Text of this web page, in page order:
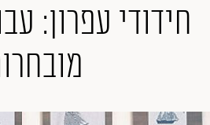
אופנה
ביוטי
חידודי עפרון: